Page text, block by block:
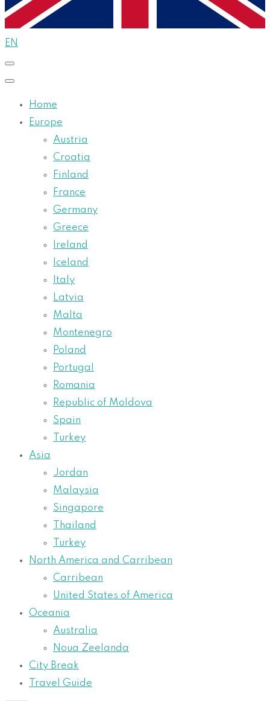
EN
Home
Europe
Austria
Croatia
Finland
France
Germany
Greece
Ireland
Iceland
Italy
Latvia
Malta
Montenegro
Poland
Portugal
Romania
Republic of Moldova
Spain
Turkey
Asia
Jordan
Malaysia
Singapore
Thailand
Turkey
North America and Carribean
Carribean
United States of America
Oceania
Australia
Noua Zeelanda
City Break
Travel Guide